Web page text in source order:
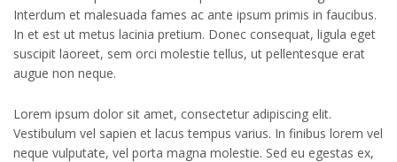
Interdum et malesuada fames ac ante ipsum primis in faucibus.
In et est ut metus lacinia pretium. Donec consequat, ligula eget
suscipit laoreet, sem orci molestie tellus, ut pellentesque erat
augue non neque.
Lorem ipsum dolor sit amet, consectetur adipiscing elit.
Vestibulum vel sapien et lacus tempus varius. In finibus lorem vel
neque vulputate, vel porta magna molestie. Sed eu egestas ex,